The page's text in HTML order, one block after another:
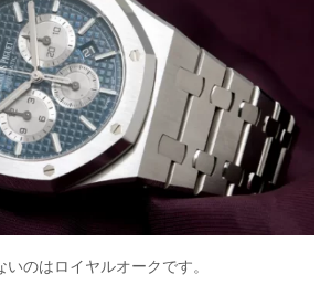
のはロイヤルオークです。